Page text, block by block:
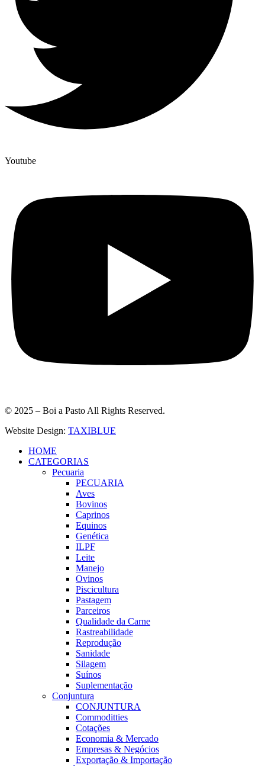
Youtube
© 2025 – Boi a Pasto All Rights Reserved.
Website Design: TAXIBLUE
HOME
CATEGORIAS
Pecuaria
PECUARIA
Aves
Bovinos
Caprinos
Equinos
Genética
ILPF
Leite
Manejo
Ovinos
Piscicultura
Pastagem
Parceiros
Qualidade da Carne
Rastreabilidade
Reprodução
Sanidade
Silagem
Suínos
Suplementação
Conjuntura
CONJUNTURA
Commoditties
Cotações
Economia & Mercado
Empresas & Negócios
Exportação & Importação